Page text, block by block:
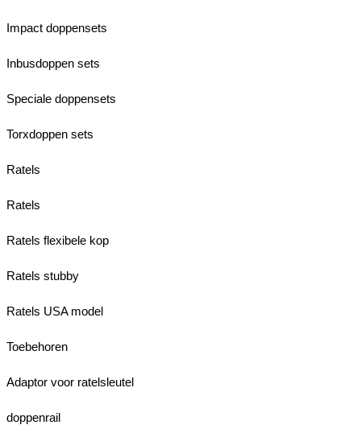
Impact doppensets
Inbusdoppen sets
Speciale doppensets
Torxdoppen sets
Ratels
Ratels
Ratels flexibele kop
Ratels stubby
Ratels USA model
Toebehoren
Adaptor voor ratelsleutel
doppenrail